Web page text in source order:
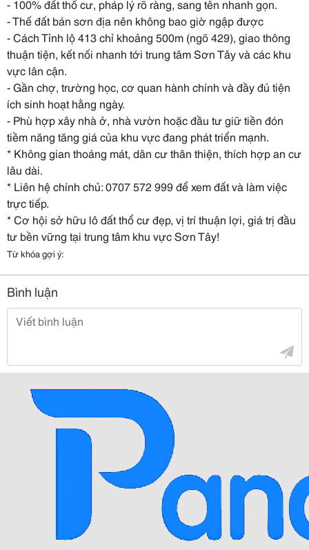
- 100% đất thổ cư, pháp lý rõ ràng, sang tên nhanh gọn.
- Thế đất bán sơn địa nên không bao giờ ngập được
- Cách Tỉnh lộ 413 chỉ khoảng 500m (ngõ 429), giao thông
thuận tiện, kết nối nhanh tới trung tâm Sơn Tây và các khu
vực lân cận.
- Gần chợ, trường học, cơ quan hành chính và đầy đủ tiện
ích sinh hoạt hằng ngày.
- Phù hợp xây nhà ở, nhà vườn hoặc đầu tư giữ tiền đón
tiềm năng tăng giá của khu vực đang phát triển mạnh.
* Không gian thoáng mát, dân cư thân thiện, thích hợp an cư
lâu dài.
* Liên hệ chính chủ: 0707 572 999 để xem đất và làm việc
trực tiếp.
* Cơ hội sở hữu lô đất thổ cư đẹp, vị trí thuận lợi, giá trị đầu
tư bền vững tại trung tâm khu vực Sơn Tây!
Từ khóa gợi ý:
Bình luận